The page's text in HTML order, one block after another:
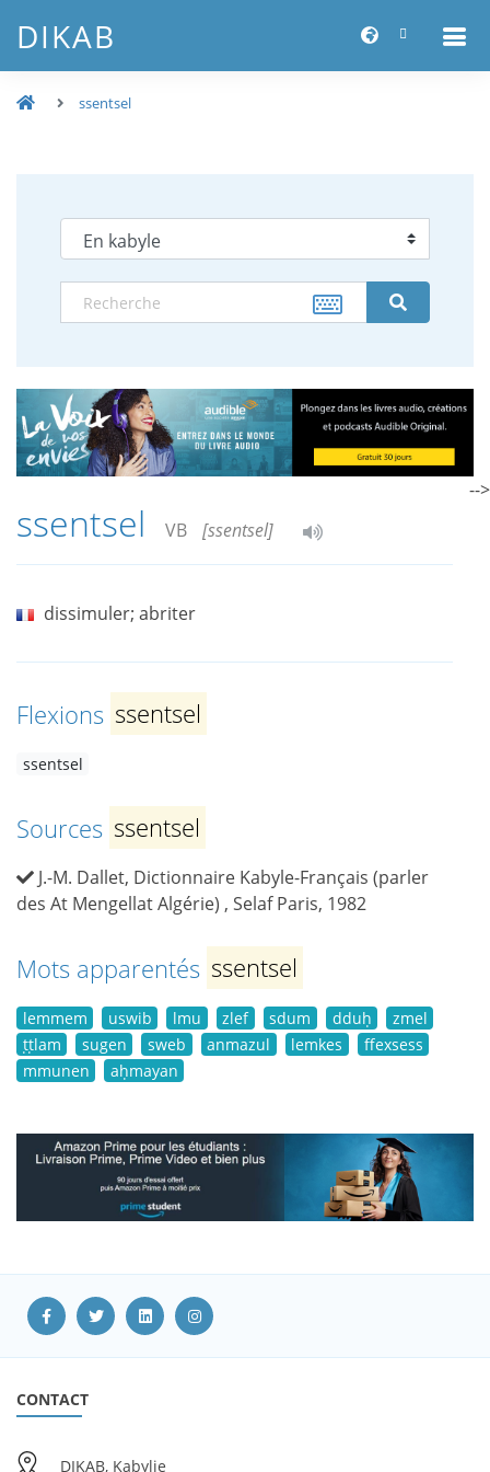
DIKAB
ssentsel
ssentsel VB [ssentsel]
dissimuler; abriter
Flexions ssentsel
ssentsel
Sources ssentsel
J.-M. Dallet, Dictionnaire Kabyle-Français (parler
des At Mengellat Algérie) , Selaf Paris, 1982
Mots apparentés ssentsel
lemmem uswib lmu zlef sdum dduḥ
zmel
ṭṭlam
sugen sweb anmazul lemkes
ffexsess
mmunen
aḥmayan
-->
CONTACT
DIKAB, Kabylie